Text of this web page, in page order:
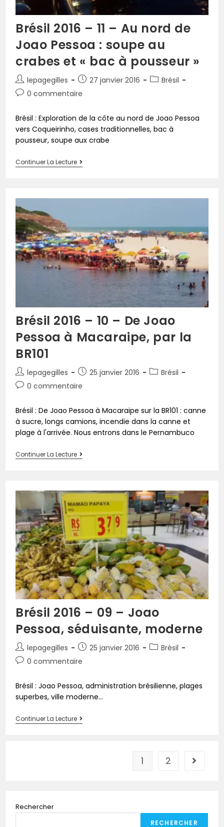
Brésil 2016 – 11 – Au nord de
Joao Pessoa : soupe au
crabes et « bac à pousseur »
lepagegilles 27 janvier 2016
Brésil
0 commentaire
Brésil : Exploration de la côte au nord de Joao Pessoa
vers Coqueirinho, cases traditionnelles, bac à
pousseur, soupe aux crabe
Continuer La Lecture
Brésil 2016 – 10 – De Joao
Pessoa à Macaraipe, par la
BR101
lepagegilles 25 janvier 2016
Brésil
0 commentaire
Brésil : De Joao Pessoa à Macaraipe sur la BR101 : canne
à sucre, longs camions, incendie dans la canne et
plage à l'arrivée. Nous entrons dans le Pernambuco
Continuer La Lecture
Brésil 2016 – 09 – Joao
Pessoa, séduisante, moderne
lepagegilles 25 janvier 2016
Brésil
0 commentaire
Brésil : Joao Pessoa, administration brésilienne, plages
superbes, ville moderne...
Continuer La Lecture
1 2
Rechercher
RECHERCHER